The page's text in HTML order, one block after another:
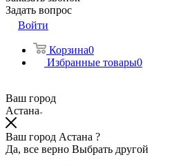
Задать вопрос
Войти
Корзина0
Избранные товары0
Ваш город
Астана
Ваш город Астана ?
Да, все верно Выбрать другой